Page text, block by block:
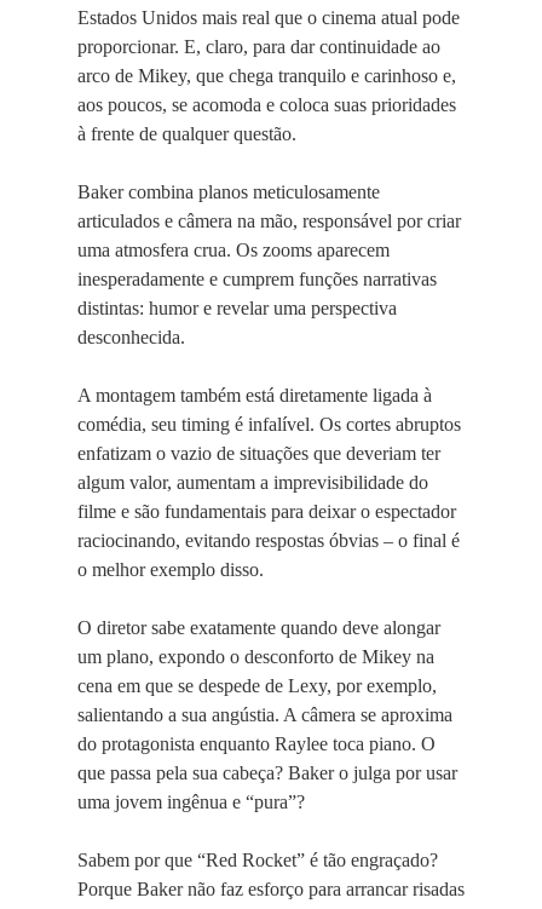
Estados Unidos mais real que o cinema atual pode
proporcionar. E, claro, para dar continuidade ao
arco de Mikey, que chega tranquilo e carinhoso e,
aos poucos, se acomoda e coloca suas prioridades
à frente de qualquer questão.
Baker combina planos meticulosamente
articulados e câmera na mão, responsável por criar
uma atmosfera crua. Os zooms aparecem
inesperadamente e cumprem funções narrativas
distintas: humor e revelar uma perspectiva
desconhecida.
A montagem também está diretamente ligada à
comédia, seu timing é infalível. Os cortes abruptos
enfatizam o vazio de situações que deveriam ter
algum valor, aumentam a imprevisibilidade do
filme e são fundamentais para deixar o espectador
raciocinando, evitando respostas óbvias – o final é
o melhor exemplo disso.
O diretor sabe exatamente quando deve alongar
um plano, expondo o desconforto de Mikey na
cena em que se despede de Lexy, por exemplo,
salientando a sua angústia. A câmera se aproxima
do protagonista enquanto Raylee toca piano. O
que passa pela sua cabeça? Baker o julga por usar
uma jovem ingênua e “pura”?
Sabem por que “Red Rocket” é tão engraçado?
Porque Baker não faz esforço para arrancar risadas